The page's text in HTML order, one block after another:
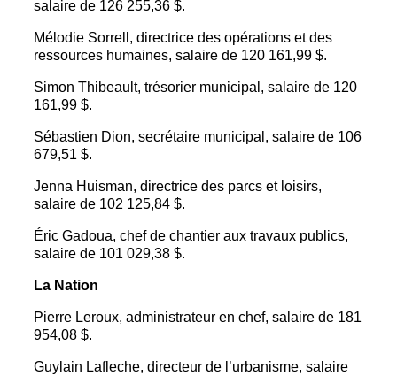
salaire de 126 255,36 $.
Mélodie Sorrell, directrice des opérations et des
ressources humaines, salaire de 120 161,99 $.
Simon Thibeault, trésorier municipal, salaire de 120
161,99 $.
Sébastien Dion, secrétaire municipal, salaire de 106
679,51 $.
Jenna Huisman, directrice des parcs et loisirs,
salaire de 102 125,84 $.
Éric Gadoua, chef de chantier aux travaux publics,
salaire de 101 029,38 $.
La Nation
Pierre Leroux, administrateur en chef, salaire de 181
954,08 $.
Guylain Lafleche, directeur de l’urbanisme, salaire